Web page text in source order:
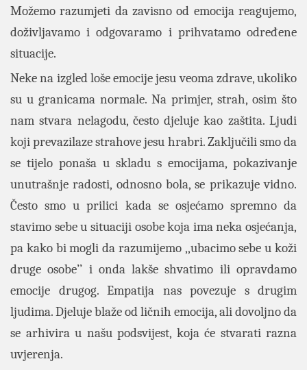
Možemo razumjeti da zavisno od emocija reagujemo,
doživljavamo i odgovaramo i prihvatamo određene
situacije.
Neke na izgled loše emocije jesu veoma zdrave, ukoliko
su u granicama normale. Na primjer, strah, osim što
nam stvara nelagodu, često djeluje kao zaštita. Ljudi
koji prevazilaze strahove jesu hrabri. Zaključili smo da
se tijelo ponaša u skladu s emocijama, pokazivanje
unutrašnje radosti, odnosno bola, se prikazuje vidno.
Često smo u prilici kada se osjećamo spremno da
stavimo sebe u situaciji osobe koja ima neka osjećanja,
pa kako bi mogli da razumijemo ,,ubacimo sebe u koži
druge osobe’’ i onda lakše shvatimo ili opravdamo
emocije drugog. Empatija nas povezuje s drugim
ljudima. Djeluje blaže od ličnih emocija, ali dovoljno da
se arhivira u našu podsvijest, koja će stvarati razna
uvjerenja.